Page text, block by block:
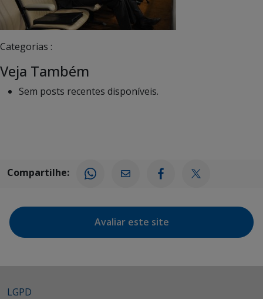
Categorias :
Veja Também
Sem posts recentes disponíveis.
Compartilhe:
Avaliar este site
LGPD